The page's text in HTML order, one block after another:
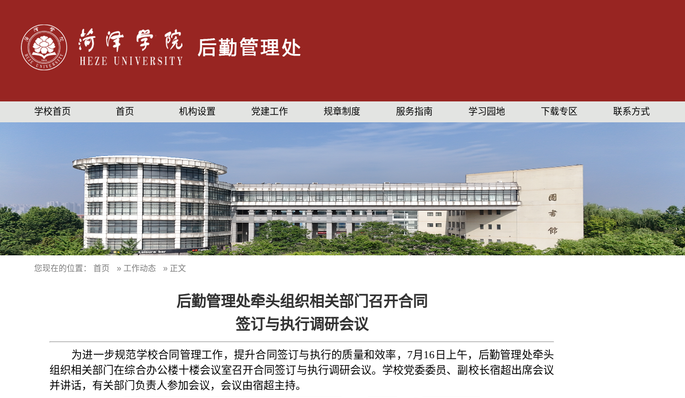
学校首页 首页 机构设置 党建工作 规章制度 服务指南 学习园地 下载专区 联系方式
您现在的位置： 首页 » 工作动态 » 正文
后勤管理处牵头组织相关部门召开合同
签订与执行调研会议
为进一步规范学校合同管理工作，提升合同签订与执行的质量和效率，7月16日上午，后勤管理处牵头
组织相关部门在综合办公楼十楼会议室召开合同签订与执行调研会议。学校党委委员、副校长宿超出席会议
并讲话，有关部门负责人参加会议，会议由宿超主持。